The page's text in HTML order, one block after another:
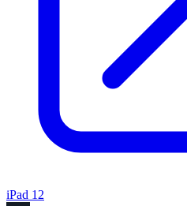
iPad 12